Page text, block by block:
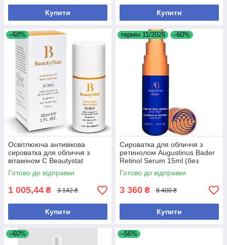
Купити Купити
–68%
Освітлююча антивікова
сироватка для обличчя з
вітаміном С Beautystat
Universal C Skin Refiner 30 мл
Готово до відправки
1 005,44 ₴ 3 142 ₴
Купити
термін 11/2026 –60%
Сироватка для обличчя з
ретинолом Augustinus Bader
Retinol Serum 15ml (без
коробки)
Готово до відправки
3 360 ₴ 8 400 ₴
Купити
–60% –56%